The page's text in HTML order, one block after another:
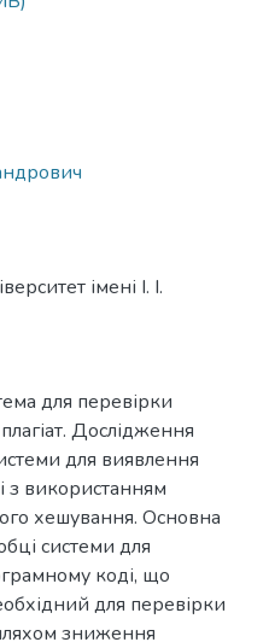
імені І. І.
для перевірки
Дослідження
для виявлення
з використанням
хешування. Основна
системи для
коді, що
для перевірки
зниження